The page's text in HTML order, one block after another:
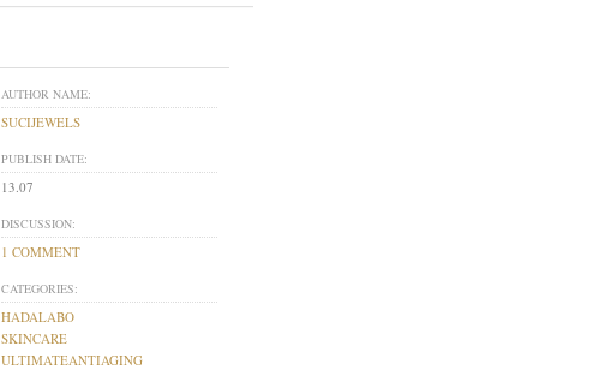
AUTHOR NAME:
SUCIJEWELS
PUBLISH DATE:
13.07
DISCUSSION:
1 COMMENT
CATEGORIES:
HADALABO
SKINCARE
ULTIMATEANTIAGING